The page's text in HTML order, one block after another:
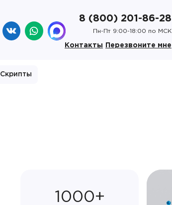
8 (800) 201-86-28
Пн-Пт 9:00-18:00 по МСК
Контакты Перезвоните мне
Скрипты
1000+